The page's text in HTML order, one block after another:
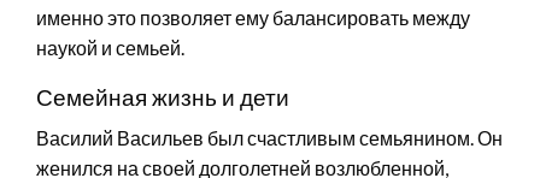
именно это позволяет ему балансировать между
наукой и семьей.
Семейная жизнь и дети
Василий Васильев был счастливым семьянином. Он
женился на своей долголетней возлюбленной,